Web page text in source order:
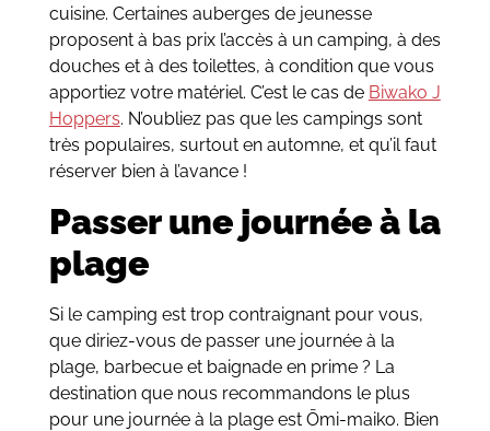
cuisine. Certaines auberges de jeunesse
proposent à bas prix l’accès à un camping, à des
douches et à des toilettes, à condition que vous
apportiez votre matériel. C’est le cas de Biwako J
Hoppers. N’oubliez pas que les campings sont
très populaires, surtout en automne, et qu’il faut
réserver bien à l’avance !
Passer une journée à la
plage
Si le camping est trop contraignant pour vous,
que diriez-vous de passer une journée à la
plage, barbecue et baignade en prime ? La
destination que nous recommandons le plus
pour une journée à la plage est Ōmi-maiko. Bien